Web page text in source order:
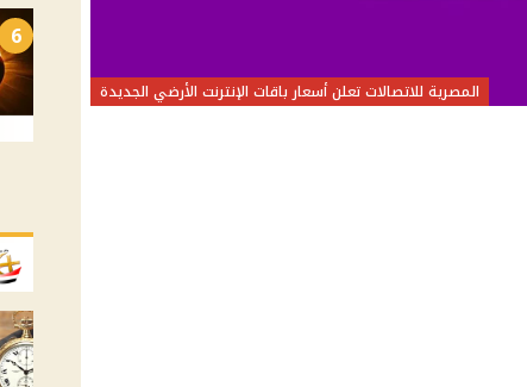
المصرية للاتصالات تعلن أسعار باقات الإنترنت الأرضي الجديدة
6